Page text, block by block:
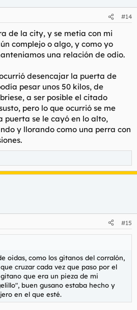
#14
de la city, y se metia con mi
complejo o algo, y como yo
una relación de odio.
desencajar la puerta de
pesar unos 50 kilos, de
a ser posible el citado
pero lo que ocurrió se me
puerta se le cayó en lo alto,
y llorando como una perra con
#15
oidas, como los gitanos del corralón,
cruzar cada vez que paso por el
que era un pieza de mi
buen gusano estaba hecho y
en el que esté.